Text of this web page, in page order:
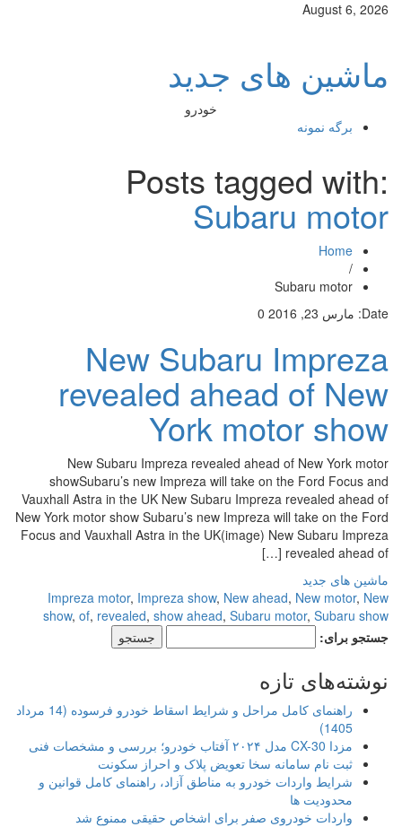
August 6, 2026
ماشین های جدید
خودرو
برگه نمونه
Posts tagged with:
Subaru motor
Home
/
Subaru motor
Date: مارس 23, 2016 0
New Subaru Impreza
revealed ahead of New
York motor show
New Subaru Impreza revealed ahead of New York motor
showSubaru’s new Impreza will take on the Ford Focus and
Vauxhall Astra in the UK New Subaru Impreza revealed ahead of
New York motor show Subaru’s new Impreza will take on the Ford
Focus and Vauxhall Astra in the UK(image) New Subaru Impreza
revealed ahead of […]
ماشین های جدید
Impreza motor,Impreza show,New ahead,New motor,New
show, of,revealed,show ahead,Subaru motor,Subaru show
جستجو برای:
نوشته‌های تازه
راهنمای کامل مراحل و شرایط اسقاط خودرو فرسوده (14 مرداد
1405)
مزدا CX-30 مدل ۲۰۲۴ آفتاب خودرو؛ بررسی و مشخصات فنی
ثبت نام سامانه سخا تعویض پلاک و احراز سکونت
شرایط واردات خودرو به مناطق آزاد، راهنمای کامل قوانین و
محدودیت ها
واردات خودروی صفر برای اشخاص حقیقی ممنوع شد